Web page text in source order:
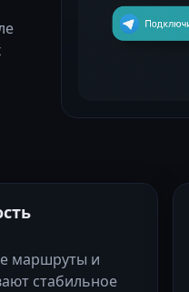
маршруты и
стабильное